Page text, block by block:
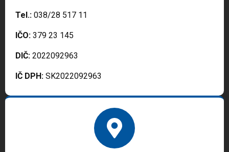
Tel.: 038/28 517 11
IČO: 379 23 145
DIČ: 2022092963
IČ DPH: SK2022092963